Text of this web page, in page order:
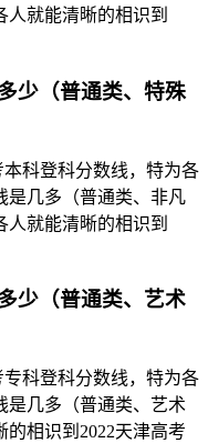
就能清晰的相识到
少（普通类、特殊
科登科分数线，特为各
是几多（普通类、非凡
就能清晰的相识到
少（普通类、艺术
科登科分数线，特为各
是几多（普通类、艺术
相识到2022天津高考